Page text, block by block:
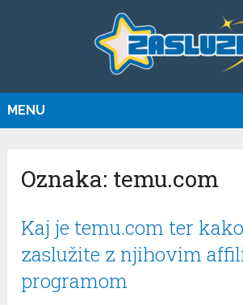
MENU
Oznaka: temu.com
Kaj je temu.com ter
zaslužite z njihovim
programom